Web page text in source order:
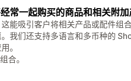
常一起购买的商品和相关附加
能吸引客户将相关产品或配件组
我们还支持多语言和多币种的
。
合。